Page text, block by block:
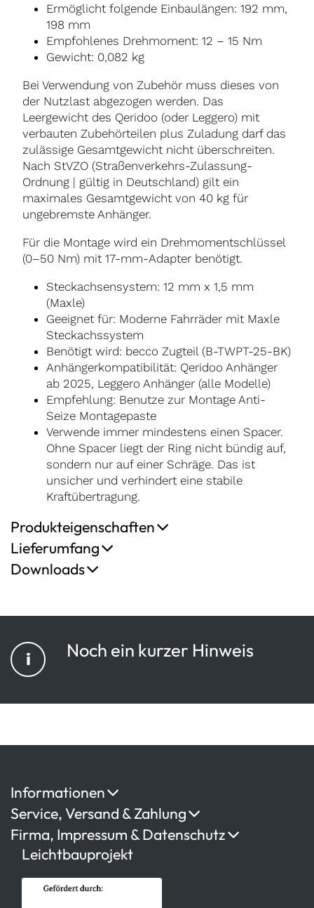
Ermöglicht folgende Einbaulängen: 192 mm,
198 mm
Empfohlenes Drehmoment: 12 – 15 Nm
Gewicht: 0,082 kg
Bei Verwendung von Zubehör muss dieses von
der Nutzlast abgezogen werden. Das
Leergewicht des Qeridoo (oder Leggero) mit
verbauten Zubehörteilen plus Zuladung darf das
zulässige Gesamtgewicht nicht überschreiten.
Nach StVZO (Straßenverkehrs-Zulassung-
Ordnung | gültig in Deutschland) gilt ein
maximales Gesamtgewicht von 40 kg für
ungebremste Anhänger.
Für die Montage wird ein Drehmomentschlüssel
(0–50 Nm) mit 17-mm-Adapter benötigt.
Steckachsensystem: 12 mm x 1,5 mm
(Maxle)
Geeignet für: Moderne Fahrräder mit Maxle
Steckachssystem
Benötigt wird: becco Zugteil (B-TWPT-25-BK)
Anhängerkompatibilität: Qeridoo Anhänger
ab 2025, Leggero Anhänger (alle Modelle)
Empfehlung: Benutze zur Montage Anti-
Seize Montagepaste
Verwende immer mindestens einen Spacer.
Ohne Spacer liegt der Ring nicht bündig auf,
sondern nur auf einer Schräge. Das ist
unsicher und verhindert eine stabile
Kraftübertragung.
Produkteigenschaften
Lieferumfang
Downloads
i Noch ein kurzer Hinweis
Informationen
Service, Versand & Zahlung
Firma, Impressum & Datenschutz
Leichtbauprojekt